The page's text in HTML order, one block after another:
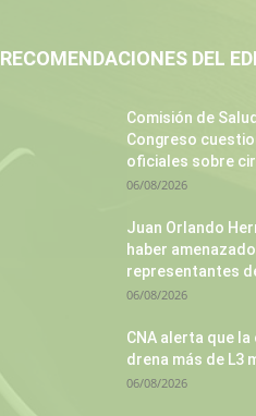
RECOMENDACIONES DEL
Comisión de
Congreso
oficiales sobre
06/08/2026
Juan Orlando
haber
representantes
06/08/2026
CNA alerta que
drena más de L3
06/08/2026